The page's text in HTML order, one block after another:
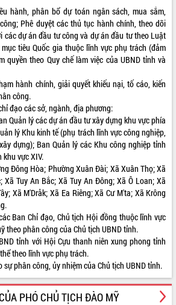
năm
phí
Pui
thường kỳ
Việt
chương
nhiệm
dân
nội dung
Minh
công với
thiết chế
cầu
gặp
Hồ Chí
hành, phân bổ dự toán ngân sách, mua sắm,
Phê duyệt các thủ tục hành chính, theo dõi
các dự án đầu tư công và dự án đầu tư theo Luật
tiêu Quốc gia thuộc lĩnh vực phụ trách (đảm
quyền theo Quy chế làm việc của UBND tỉnh và
hành chính, giải quyết khiếu nại, tố cáo, kiến
công.
đạo các sở, ngành, địa phương:
Quản lý các dự án đầu tư xây dựng khu vực phía
lý Khu kinh tế (phụ trách lĩnh vực công nghiệp,
dựng); Ban Quản lý các Khu công nghiệp tỉnh
vực XIV.
Đông Hòa; Phường Xuân Đài; Xã Xuân Thọ; Xã
Xã Tuy An Bắc; Xã Tuy An Đông; Xã Ô Loan; Xã
Xã M'Dråk; Xã Ea Riêng; Xã Cư M'ta; Xã Krông
Ban Chỉ đạo, Chủ tịch Hội đồng thuộc lĩnh vực
theo phân công của Chủ tịch UBND tỉnh.
tỉnh với Hội Cựu thanh niên xung phong tỉnh
theo lĩnh vực phụ trách.
sự phân công, ủy nhiệm của Chủ tịch UBND tỉnh.
PHÓ CHỦ TỊCH ĐÀO MỸ